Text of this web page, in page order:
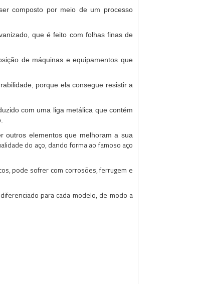
composto por meio de um processo
que é feito com folhas finas de
de máquinas e equipamentos que
porque ela consegue resistir a
com uma liga metálica que contém
outros elementos que melhoram a sua
do aço, dando forma ao famoso aço
pode sofrer com corrosões, ferrugem e
para cada modelo, de modo a